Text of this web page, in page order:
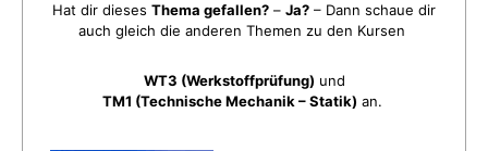
Hat dir dieses Thema gefallen? – Ja? – Dann schaue dir
auch gleich die anderen Themen zu den Kursen
WT3 (Werkstoffprüfung) und
TM1 (Technische Mechanik – Statik) an.